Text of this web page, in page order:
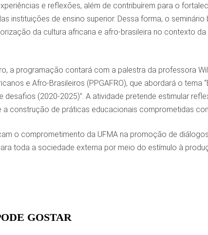
e reflexões, além de contribuírem para o
instituições de ensino superior. Dessa forma, o
da cultura africana e afro-brasileira no contexto
a programação contará com a palestra da professora
e Afro-Brasileiros (PPGAFRO), que abordará o tema
desafios (2020-2025)”. A atividade pretende estimular
construção de práticas educacionais comprometidas
o comprometimento da UFMA na promoção de
toda a sociedade externa por meio do estímulo à
GOSTAR